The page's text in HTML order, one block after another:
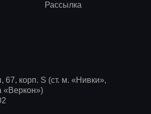
Рассылка
67, корп. S (ст. м. «Нивки»,
«Веркон»)